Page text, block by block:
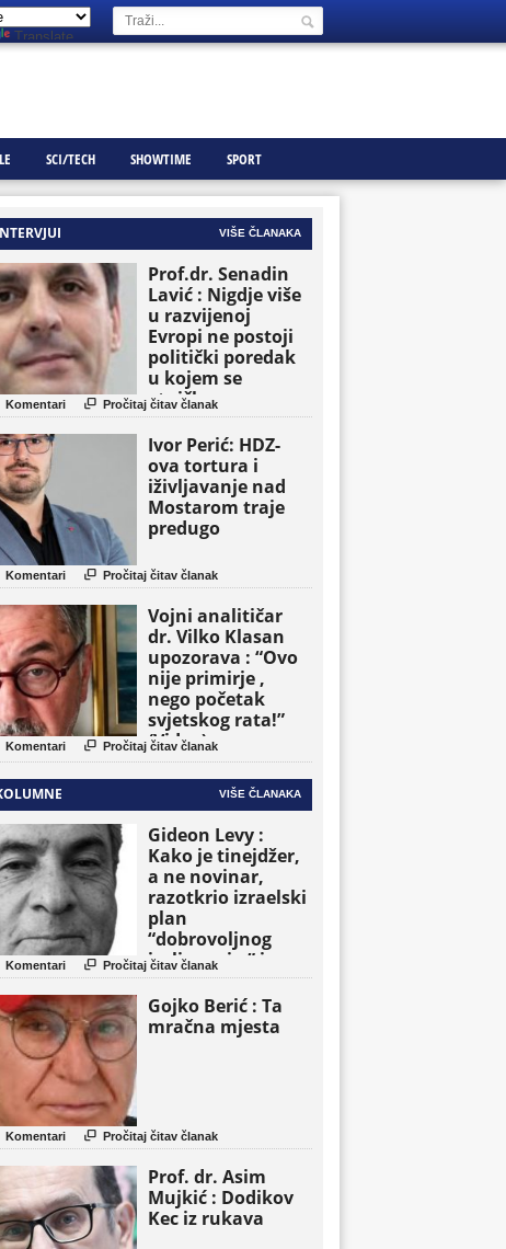
Translate
SCI/TECH SHOWTIME SPORT
VIŠE ČLANAKA
Prof.dr. Senadin
Lavić : Nigdje više
u razvijenoj
Evropi ne postoji
politički poredak
u kojem se
etničke grupe
pojavljuju kao
osnovne političke
jedinice
Komentari  Pročitaj čitav članak
Ivor Perić: HDZ-
ova tortura i
iživljavanje nad
Mostarom traje
predugo
Komentari  Pročitaj čitav članak
Vojni analitičar
dr. Vilko Klasan
upozorava : “Ovo
nije primirje ,
nego početak
svjetskog rata!”
(Video)
Komentari  Pročitaj čitav članak
VIŠE ČLANAKA
Gideon Levy :
Kako je tinejdžer,
a ne novinar,
razotkrio izraelski
plan
“dobrovoljnog
iseljavanja ” iz
Gaze
Komentari  Pročitaj čitav članak
Gojko Berić : Ta
mračna mjesta
Komentari  Pročitaj čitav članak
Prof. dr. Asim
Mujkić : Dodikov
Kec iz rukava